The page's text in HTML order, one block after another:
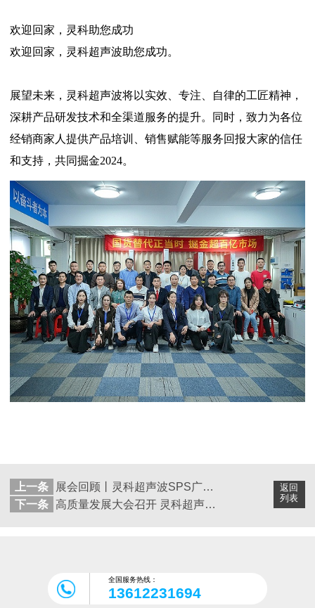
欢迎回家，灵科助您成功
欢迎回家，灵科超声波助您成功。
展望未来，灵科超声波将以实效、专注、自律的工匠精神，
深耕产品研发技术和全渠道服务的提升。同时，致力为各位
经销商家人提供产品培训、销售赋能等服务回报大家的信任
和支持，共同掘金2024。
返回
列表
上一条
展会回顾丨灵科超声波SPS广州智能制造展会圆满收官！期待再会
下一条
高质量发展大会召开 灵科超声波争做行业第一贡献数智力量
全国服务热线：
13612231694